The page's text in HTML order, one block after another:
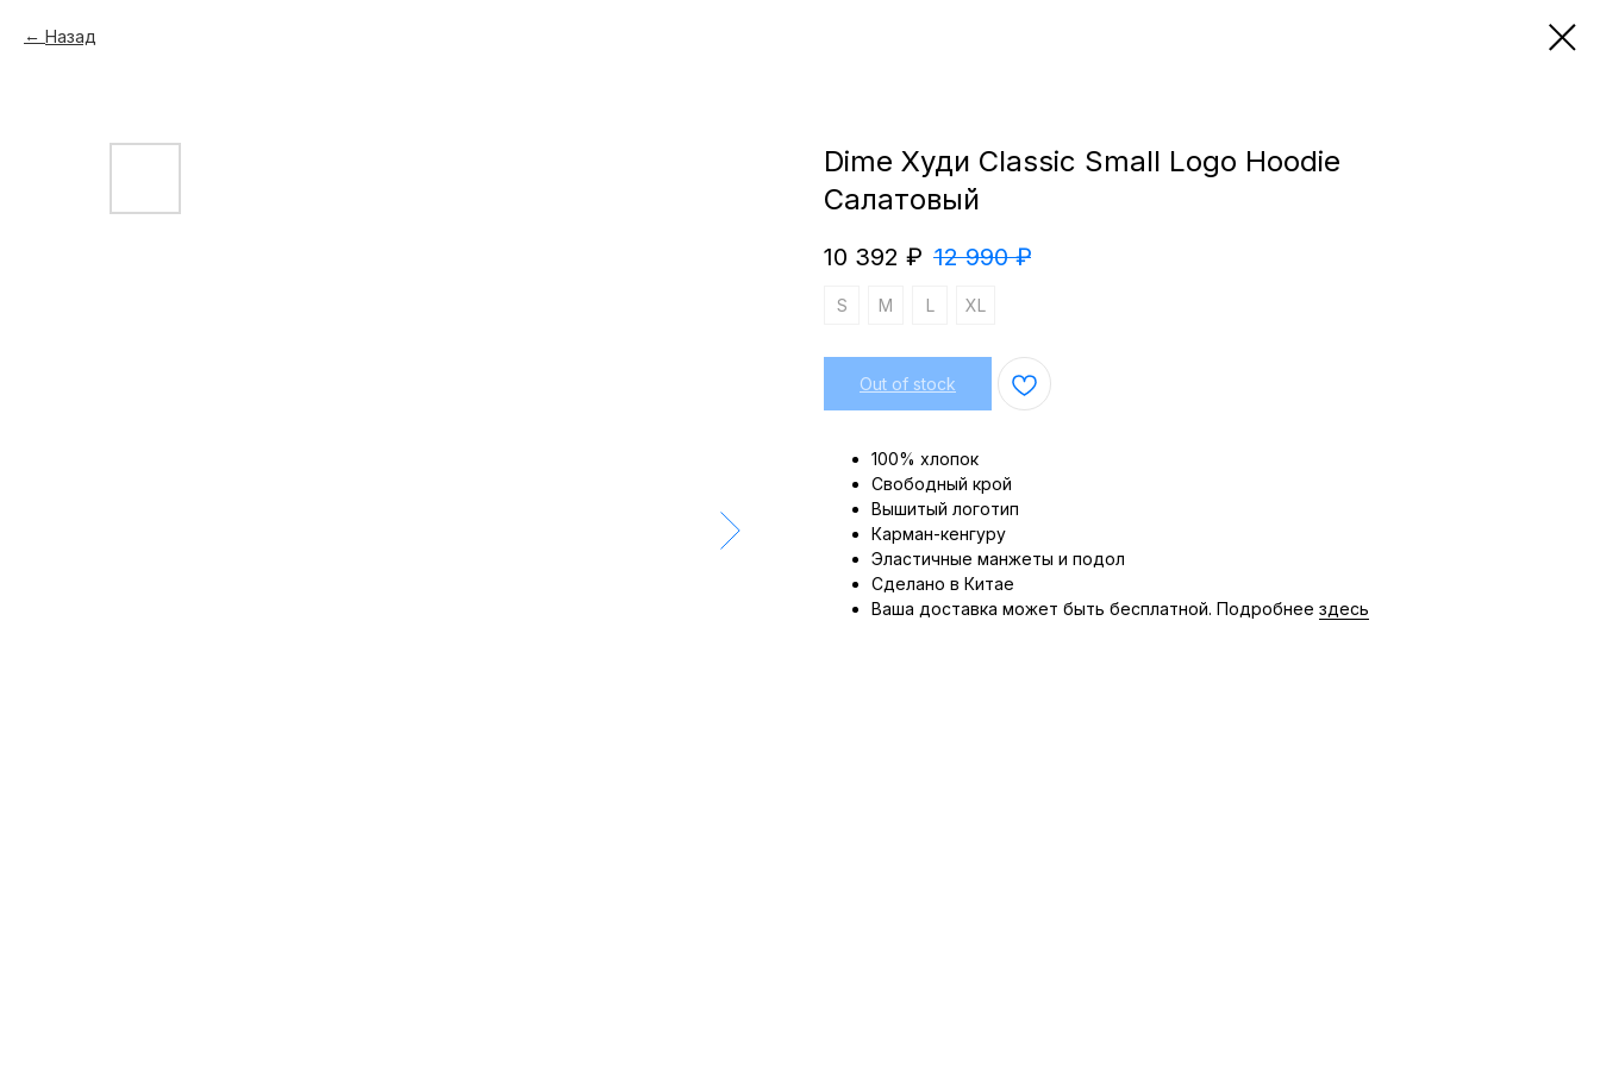
Назад
Dime Худи Classic Small Logo Hoodie
Салатовый
10 392 ₽ 12 990 ₽
S M L XL
Out of stock
100% хлопок
Свободный крой
Вышитый логотип
Карман-кенгуру
Эластичные манжеты и подол
Сделано в Китае
Ваша доставка может быть бесплатной. Подробнее здесь